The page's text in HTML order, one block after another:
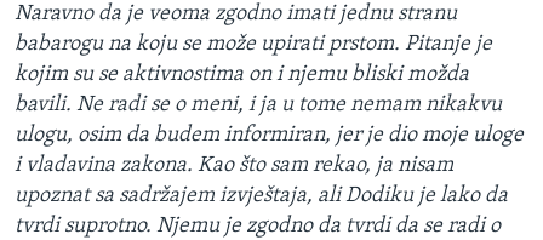
Naravno da je veoma zgodno imati jednu stranu
babarogu na koju se može upirati prstom. Pitanje je
kojim su se aktivnostima on i njemu bliski možda
bavili. Ne radi se o meni, i ja u tome nemam nikakvu
ulogu, osim da budem informiran, jer je dio moje uloge
i vladavina zakona. Kao što sam rekao, ja nisam
upoznat sa sadržajem izvještaja, ali Dodiku je lako da
tvrdi suprotno. Njemu je zgodno da tvrdi da se radi o